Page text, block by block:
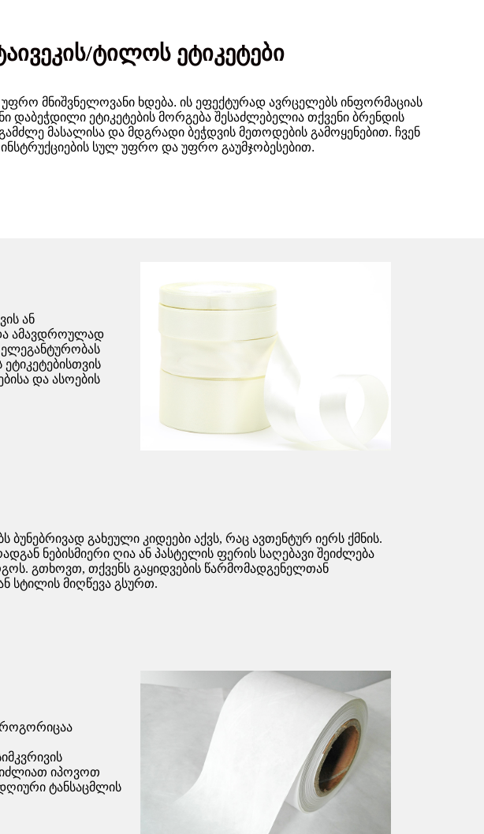
ტილოს ეტიკეტები
მნიშვნელოვანი ხდება. ის ეფექტურად ავრცელებს ინფორმაციას
დაბეჭდილი ეტიკეტების მორგება შესაძლებელია თქვენი ბრენდის
მასალისა და მდგრადი ბეჭდვის მეთოდების გამოყენებით. ჩვენ
სულ უფრო და უფრო გაუმჯობესებით.
ან
ამავდროულად
ელეგანტურობას
ეტიკეტებისთვის
და ასოების
ბუნებრივად გახეული კიდეები აქვს, რაც ავთენტურ იერს ქმნის.
ნებისმიერი ღია ან პასტელის ფერის საღებავი შეიძლება
გთხოვთ, თქვენს გაყიდვების წარმომადგენელთან
სტილის მიღწევა გსურთ.
როგორიცაა
იპოვოთ
ტანსაცმლის